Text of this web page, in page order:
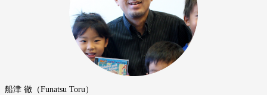
船津 徹（Funatsu Toru）